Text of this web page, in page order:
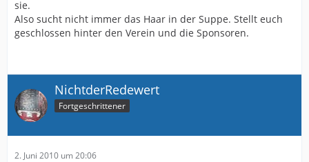
sie.
Also sucht nicht immer das Haar in der Suppe. Stellt euch
geschlossen hinter den Verein und die Sponsoren.
NichtderRedewert
Fortgeschrittener
2. Juni 2010 um 20:06